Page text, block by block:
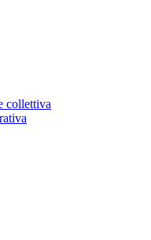
collettiva